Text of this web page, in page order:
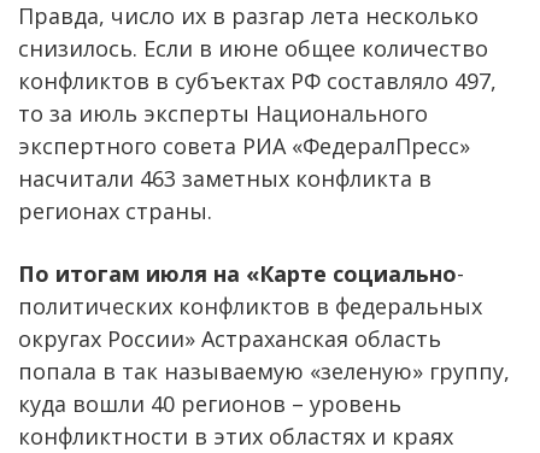
Правда, число их в разгар лета несколько
снизилось. Если в июне общее количество
конфликтов в субъектах РФ составляло 497,
то за июль эксперты Национального
экспертного совета РИА «ФедералПресс»
насчитали 463 заметных конфликта в
регионах страны.
По итогам июля на «Карте социально-
политических конфликтов в федеральных
округах России» Астраханская область
попала в так называемую «зеленую» группу,
куда вошли 40 регионов – уровень
конфликтности в этих областях и краях